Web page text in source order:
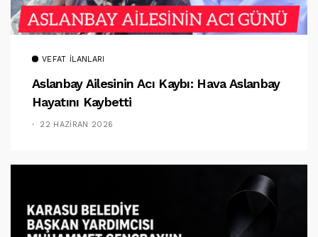
VEFAT İLANLARI
Aslanbay Ailesinin Acı Kaybı: Hava Aslanbay
Hayatını Kaybetti
22 HAZIRAN 2026